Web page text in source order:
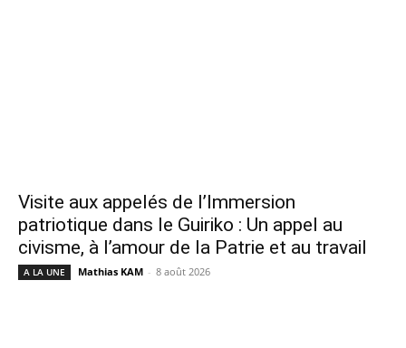
Visite aux appelés de l’Immersion
patriotique dans le Guiriko : Un appel au
civisme, à l’amour de la Patrie et au travail
A LA UNE Mathias KAM - 8 août 2026